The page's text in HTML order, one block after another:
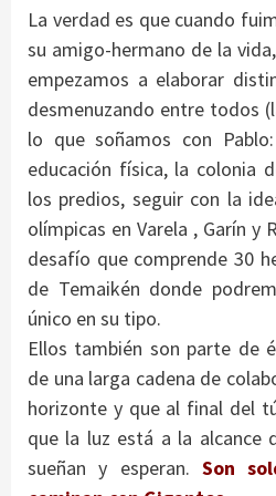
La verdad es que cuando
su amigo-hermano de la
empezamos a elaborar
desmenuzando entre todos
lo que soñamos con
educación física, la colonia
los predios, seguir con la
olímpicas en Varela , Garín y
desafío que comprende 30
de Temaikén donde
único en su tipo.
Ellos también son parte de
de una larga cadena de
horizonte y que al final del
que la luz está a la alcance
sueñan y esperan. Son